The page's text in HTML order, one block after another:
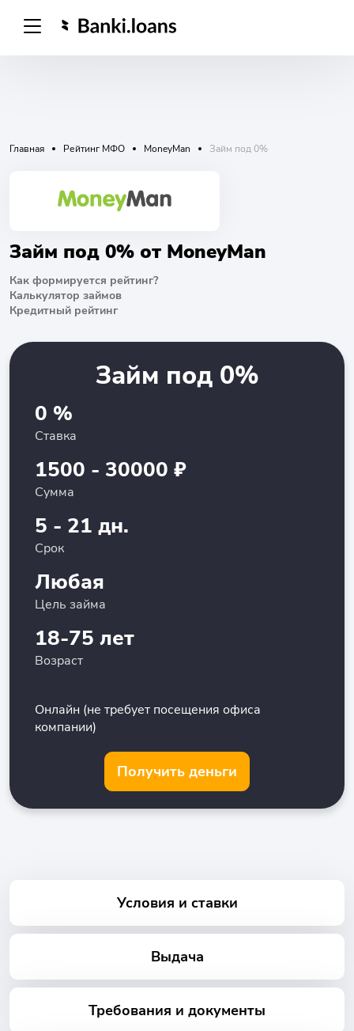
Главная Рейтинг МФО MoneyMan Займ под 0%
Займ под 0% от MoneyMan
Как формируется рейтинг?
Калькулятор займов
Кредитный рейтинг
Займ под 0%
0 %
Ставка
1500 - 30000 ₽
Сумма
5 - 21 дн.
Срок
Любая
Цель займа
18-75 лет
Возраст
Онлайн (не требует посещения офиса
компании)
Получить деньги
Условия и ставки
Выдача
Требования и документы